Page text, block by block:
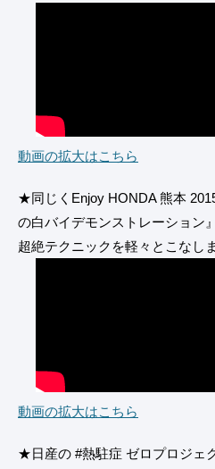
動画の拡大はこちら
★同じくEnjoy HONDA 熊本
の白バイデモンストレーション』
超絶テクニックを軽々とこなしま
動画の拡大はこちら
★日産の #熱駐症 ゼロプロジェ